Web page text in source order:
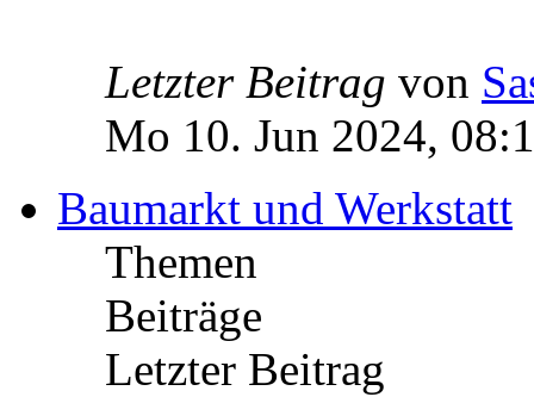
Letzter Beitrag von
Mo 10. Jun 2024,
Baumarkt und Werkstatt
Themen
Beiträge
Letzter Beitrag